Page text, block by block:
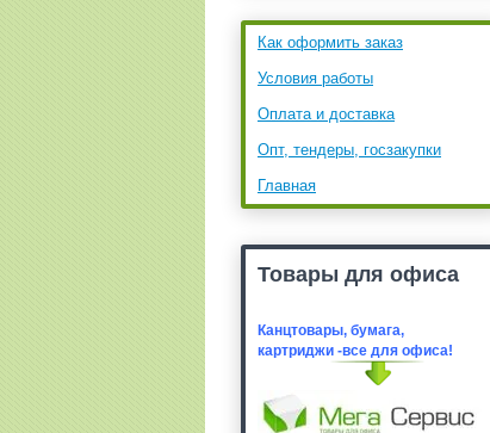
Как оформить заказ
Условия работы
Оплата и доставка
Опт, тендеры, госзакупки
Главная
Товары для офиса
Канцтовары, бумага,
картриджи -все для офиса!